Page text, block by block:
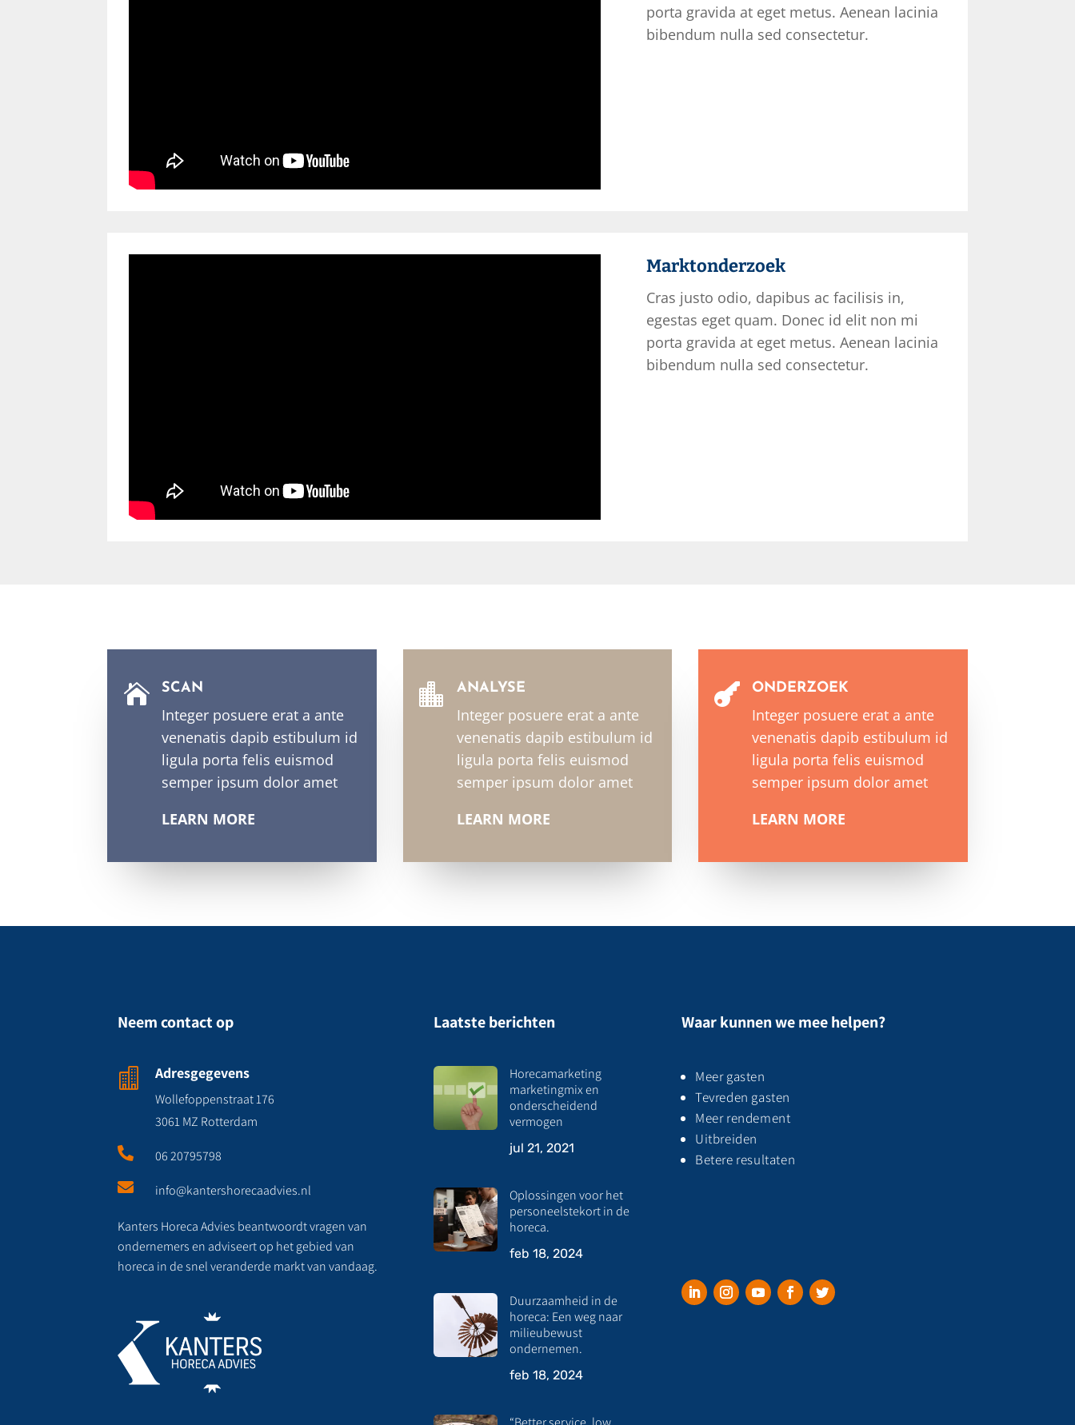
porta gravida at eget metus. Aenean lacinia
bibendum nulla sed consectetur.
Marktonderzoek
Cras justo odio, dapibus ac facilisis in,
egestas eget quam. Donec id elit non mi
porta gravida at eget metus. Aenean lacinia
bibendum nulla sed consectetur.
 SCAN
Integer posuere erat a ante
venenatis dapib estibulum id
ligula porta felis euismod
semper ipsum dolor amet
LEARN MORE
 ANALYSE
Integer posuere erat a ante
venenatis dapib estibulum id
ligula porta felis euismod
semper ipsum dolor amet
LEARN MORE
 ONDERZOEK
Integer posuere erat a ante
venenatis dapib estibulum id
ligula porta felis euismod
semper ipsum dolor amet
LEARN MORE
Neem contact op
 Adresgegevens
Wollefoppenstraat 176
3061 MZ Rotterdam

06 20795798

info@kantershorecaadvies.nl
Kanters Horeca Advies beantwoordt vragen van
ondernemers en adviseert op het gebied van
horeca in de snel veranderde markt van vandaag.
Laatste berichten
Horecamarketing
marketingmix en
onderscheidend
vermogen
jul 21, 2021
Oplossingen voor het
personeelstekort in de
horeca.
feb 18, 2024
Duurzaamheid in de
horeca: Een weg naar
milieubewust
ondernemen.
feb 18, 2024
Waar kunnen we mee helpen?
Meer gasten
Tevreden gasten
Meer rendement
Uitbreiden
Betere resultaten